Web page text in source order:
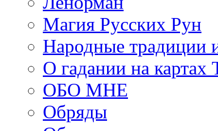
Магия Русских Рун
Народные традиции
О гадании на картах
ОБО МНЕ
Обряды